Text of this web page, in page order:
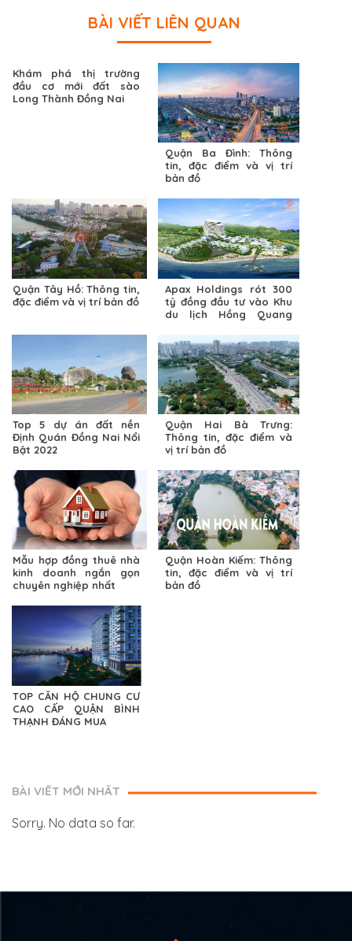
BÀI VIẾT LIÊN QUAN
Khám phá thị trường
đầu cơ mới đất sào
Long Thành Đồng Nai
Quận Ba Đình: Thông
tin, đặc điểm và vị trí
bản đồ
Quận Tây Hồ: Thông tin,
đặc điểm và vị trí bản đồ
Apax Holdings rót 300
tỷ đồng đầu tư vào Khu
du lịch Hồng Quang
Tàu, Shark Thuỷ muốn
lấn sân sang lĩnh vực
bất động sản
Top 5 dự án đất nền
Định Quán Đồng Nai Nổi
Bật 2022
Quận Hai Bà Trưng:
Thông tin, đặc điểm và
vị trí bản đồ
Mẫu hợp đồng thuê nhà
kinh doanh ngắn gọn
chuyên nghiệp nhất
Quận Hoàn Kiếm: Thông
tin, đặc điểm và vị trí
bản đồ
TOP CĂN HỘ CHUNG CƯ
CAO CẤP QUẬN BÌNH
THẠNH ĐÁNG MUA
BÀI VIẾT MỚI NHẤT
Sorry. No data so far.